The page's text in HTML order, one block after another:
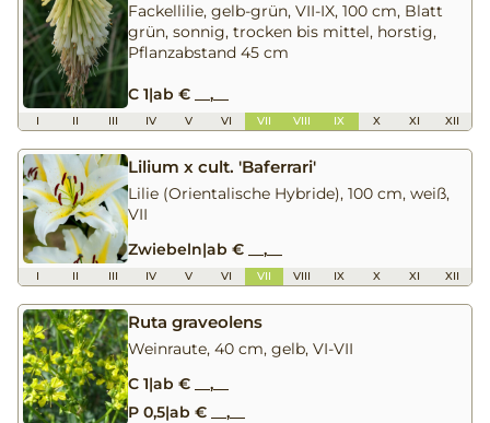
Fackellilie, gelb-grün, VII-IX, 100 cm, Blatt
grün, sonnig, trocken bis mittel, horstig,
Pflanzabstand 45 cm
C 1|ab € __,__
I II III IV V VI VII VIII IX X XI XII
Lilium x cult. 'Baferrari'
Lilie (Orientalische Hybride), 100 cm, weiß,
VII
Zwiebeln|ab € __,__
I II III IV V VI VII VIII IX X XI XII
Ruta graveolens
Weinraute, 40 cm, gelb, VI-VII
C 1|ab € __,__
P 0,5|ab € __,__